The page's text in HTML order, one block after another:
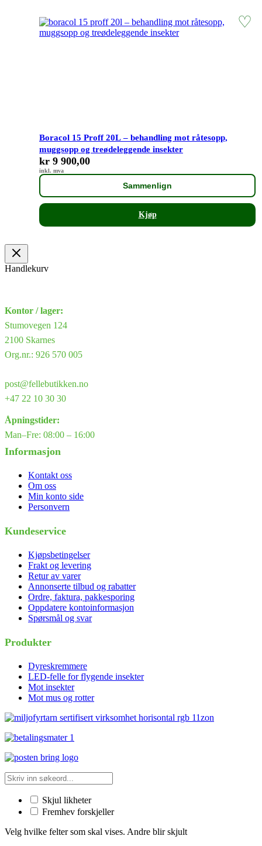
Boracol 15 Proff 20L – behandling mot råtesopp,
muggsopp og treødeleggende insekter
kr 9 900,00
inkl. mva
Sammenlign
Kjøp
Handlekurv
Kontor / lager:
Stumovegen 124
2100 Skarnes
Org.nr.: 926 570 005
post@fellebutikken.no
+47 22 10 30 30
Åpningstider:
Man–Fre: 08:00 – 16:00
Informasjon
Kontakt oss
Om oss
Min konto side
Personvern
Kundeservice
Kjøpsbetingelser
Frakt og levering
Retur av varer
Annonserte tilbud og rabatter
Ordre, faktura, pakkesporing
Oppdatere kontoinformasjon
Spørsmål og svar
Produkter
Dyreskremmere
LED-felle for flygende insekter
Mot insekter
Mot mus og rotter
Skjul likheter
Fremhev forskjeller
Velg hvilke felter som skal vises. Andre blir skjult